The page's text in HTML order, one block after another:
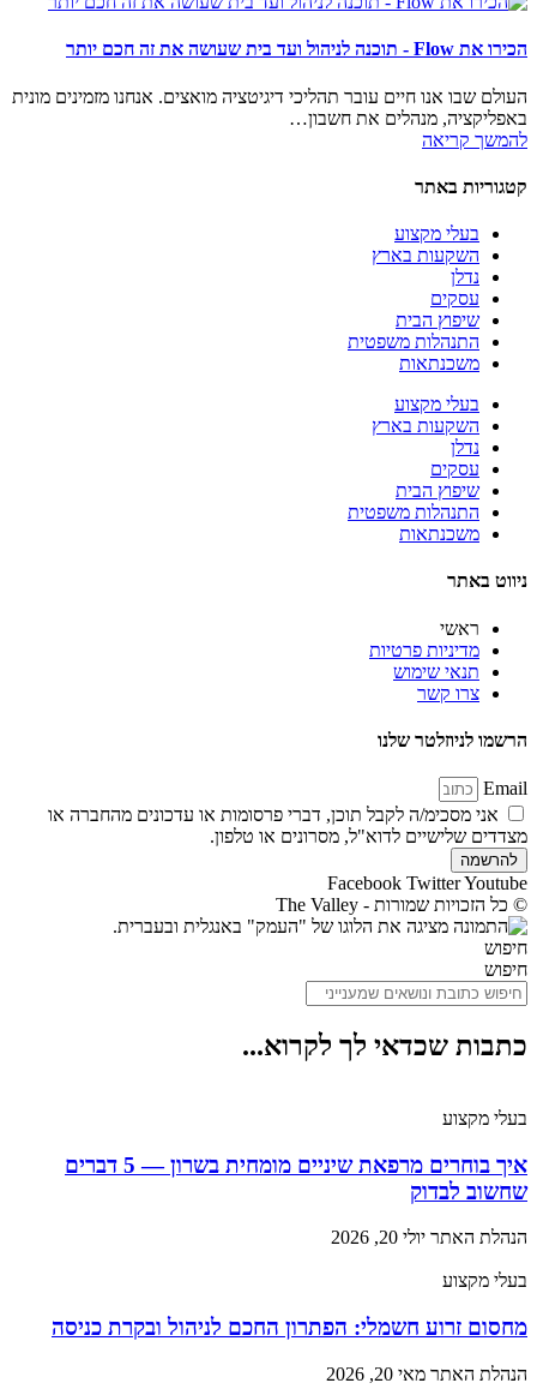
הכירו את Flow - תוכנה לניהול ועד בית שעושה את זה חכם יותר
העולם שבו אנו חיים עובר תהליכי דיגיטציה מואצים. אנחנו מזמינים מונית
באפליקציה, מנהלים את חשבון…
להמשך קריאה
קטגוריות באתר
בעלי מקצוע
השקעות בארץ
נדלן
עסקים
שיפוץ הבית
התנהלות משפטית
משכנתאות
בעלי מקצוע
השקעות בארץ
נדלן
עסקים
שיפוץ הבית
התנהלות משפטית
משכנתאות
ניווט באתר
ראשי
מדיניות פרטיות
תנאי שימוש
צרו קשר
הרשמו לניוזלטר שלנו
Email
אני מסכימ/ה לקבל תוכן, דברי פרסומות או עדכונים מהחברה או
מצדדים שלישיים לדוא"ל, מסרונים או טלפון.
להרשמה
Facebook TwitterYoutube
© כל הזכויות שמורות - The Valley
חיפוש
חיפוש
כתבות שכדאי לך לקרוא...
בעלי מקצוע
איך בוחרים מרפאת שיניים מומחית בשרון — 5 דברים
שחשוב לבדוק
הנהלת האתר יולי 20, 2026
בעלי מקצוע
מחסום זרוע חשמלי: הפתרון החכם לניהול ובקרת כניסה
הנהלת האתר מאי 20, 2026